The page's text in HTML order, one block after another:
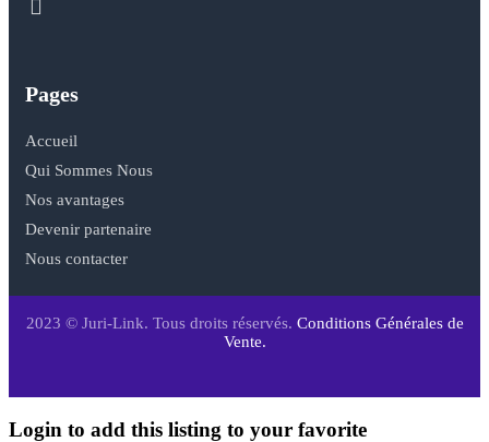
Pages
Accueil
Qui Sommes Nous
Nos avantages
Devenir partenaire
Nous contacter
2023 © Juri-Link. Tous droits réservés. Conditions Générales de
Vente.
Login to add this listing to your favorite